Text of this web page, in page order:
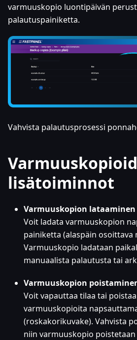
varmuuskopio luontipäivän
palautuspainiketta.
Vahvista palautusprosessi
lisätoiminnot
Varmuuskopion lataaminen
Voit ladata varmuuskopion
painiketta (alaspäin osoittava
Varmuuskopio ladataan
manuaalista palautusta tai
Varmuuskopion
Voit vapauttaa tilaa tai
varmuuskopioita
(roskakorikuvake). Vahvista
niin varmuuskopio